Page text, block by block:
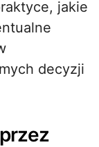
jakie
decyzji